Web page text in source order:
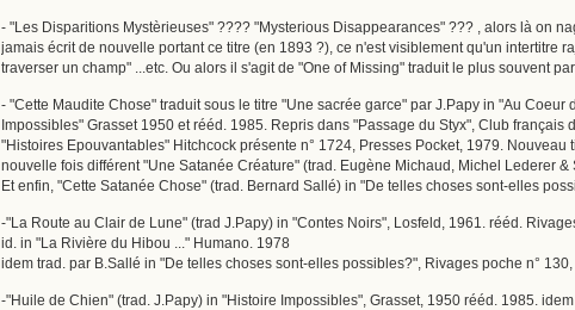
- "Les Disparitions Mystèrieuses" ???? "Mysterious Disappearances" ??? , alors là on
jamais écrit de nouvelle portant ce titre (en 1893 ?), ce n'est visiblement qu'un
traverser un champ" ...etc. Ou alors il s'agit de "One of Missing" traduit le plus souvent
- "Cette Maudite Chose" traduit sous le titre "Une sacrée garce" par J.Papy in "Au
Impossibles" Grasset 1950 et rééd. 1985. Repris dans "Passage du Styx", Club
"Histoires Epouvantables" Hitchcock présente n° 1724, Presses Pocket, 1979.
nouvelle fois différent "Une Satanée Créature" (trad. Eugène Michaud, Michel Lederer
Et enfin, "Cette Satanée Chose" (trad. Bernard Sallé) in "De telles choses sont-elles
-"La Route au Clair de Lune" (trad J.Papy) in "Contes Noirs", Losfeld, 1961. rééd.
id. in "La Rivière du Hibou ..." Humano. 1978
idem trad. par B.Sallé in "De telles choses sont-elles possibles?", Rivages poche n° 130,
-"Huile de Chien" (trad. J.Papy) in "Histoire Impossibles", Grasset, 1950 rééd. 1985.